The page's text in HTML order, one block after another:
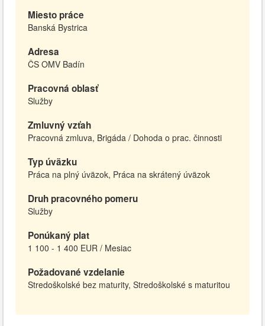
Miesto práce
Banská Bystrica
Adresa
ČS OMV Badín
Pracovná oblasť
Služby
Zmluvný vzťah
Pracovná zmluva, Brigáda / Dohoda o prac. činnosti
Typ úväzku
Práca na plný úväzok, Práca na skrátený úväzok
Druh pracovného pomeru
Služby
Ponúkaný plat
1 100 - 1 400 EUR / Mesiac
Požadované vzdelanie
Stredoškolské bez maturity, Stredoškolské s maturitou